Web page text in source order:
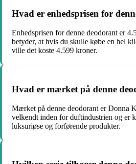
Hvad er enhedsprisen for
Enhedsprisen for denne deodorant er
betyder, at hvis du skulle købe en hel
ville det koste 4.599 kroner.
Hvad er mærket på denne
Mærket på denne deodorant er Donna
velkendt inden for duftindustrien og er
luksuriøse og forførende produkter.